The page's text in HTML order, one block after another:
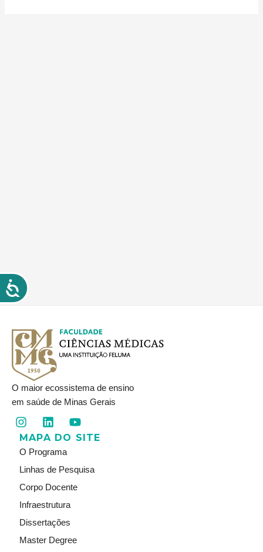
O maior ecossistema de ensino
em saúde de Minas Gerais
I
n
s
t
a
g
r
a
m
L
i
n
k
e
d
i
n
Y
o
u
u
b
e
MAPA DO SITE
O Programa
Linhas de Pesquisa
Corpo Docente
Infraestrutura
Dissertações
Master Degree